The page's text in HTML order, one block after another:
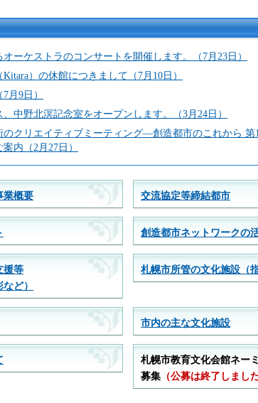
ーケストラのコンサートを開催します。（7月23日）
）の休館につきまして（7月10日）
月9日）
中野北溟記念室をオープンします。（3月24日）
のクリエイティブミーティング―創造都市のこれから
内（2月27日）
業概要 交流協定等締結都市
創造都市ネットワークの
援等
ど）
札幌市所管の文化施設（
市内の主な文化施設
札幌市教育文化会館ネー
募集 （公募は終了しました